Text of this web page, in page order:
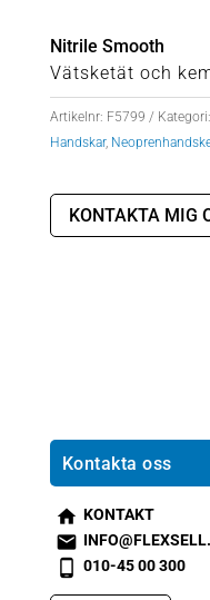
Nitrile Smooth
Vätsketät och
Artikelnr: F5799 Kategori:
Handskar,
KONTAKTA MIG
Kontakta oss
s
m
t2
KONTAKT
s
m
s
010-45 00 300